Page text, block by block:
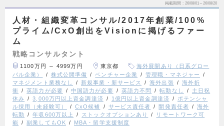
掲載期間 26/08/01～26/08/20
人材・組織変革コンサル/2017年創業/100%
プライム/CxO創出をVisionに掲げるファー
ム
戦略コンサルタント
1100万円 ～ 4999万円 東京都
海外展開あり（日系グロー
バル企業）
株式公開準備 ベンチャー企業
管理職・マネジャー
マネジメント業務なし
新規事業・新サービス 海外出張
海外折
衝
英語力が必要 中国語力が必要 英語力不問 転勤なし
土日祝
休み
3,000万円以上資金調達済 1億円以上資金調達済
ポテンシャ
ル採用（未経験可）
CxO候補 サービス責任者 開発責任者
海外
転勤
年収600万以上 ストックオプションあり
リモートワーク可
能
副業してもOK MBA・留学支援制度